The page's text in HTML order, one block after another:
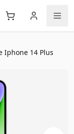
Iphone 14 Plus